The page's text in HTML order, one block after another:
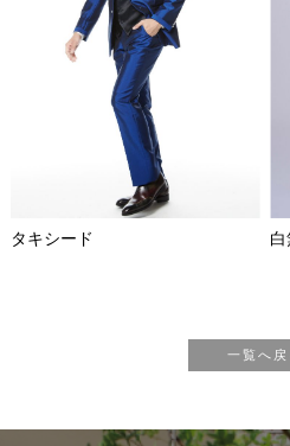
タキシード
一覧へ戻